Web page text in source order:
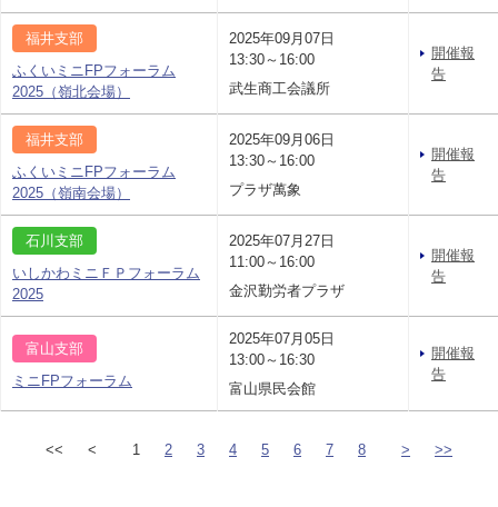
福井支部
ふくいミニFPフォーラム
2025（嶺北会場）
2025年09月07日
13:30～16:00
武生商工会議所
開催報
告
福井支部
ふくいミニFPフォーラム
2025（嶺南会場）
2025年09月06日
13:30～16:00
プラザ萬象
開催報
告
石川支部
いしかわミニＦＰフォーラム
2025
2025年07月27日
11:00～16:00
金沢勤労者プラザ
開催報
告
富山支部
ミニFPフォーラム
2025年07月05日
13:00～16:30
富山県民会館
開催報
告
<< < 1 2 3 4 5 6 7 8 > >>